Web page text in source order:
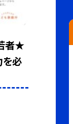
若者★
を必